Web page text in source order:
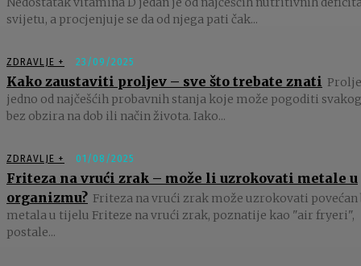
svijetu, a procjenjuje se da od njega pati čak...
ZDRAVLJE + 23/09/2025
Kako zaustaviti proljev – sve što trebate znati
jedno od najčešćih probavnih stanja koje može pogoditi
bez obzira na dob ili način života. Iako...
ZDRAVLJE + 01/08/2025
Friteza na vrući zrak – može li uzrokovati metale u
organizmu? Friteza na vrući zrak može uzrokovati
metala u tijelu Friteze na vrući zrak, poznatije kao "air fryeri",
postale...